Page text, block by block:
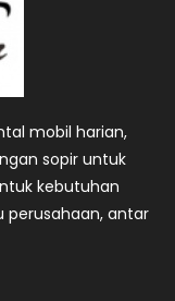
mobil harian,
sopir untuk
kebutuhan
perusahaan, antar